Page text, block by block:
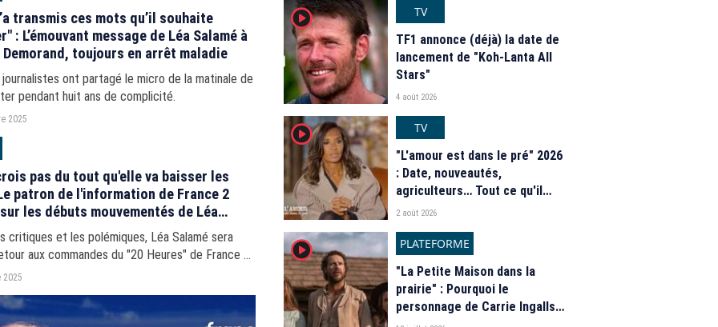
transmis ces mots qu’il souhaite
: L’émouvant message de Léa Salamé à
toujours en arrêt maladie
ont partagé le micro de la matinale de
pendant huit ans de complicité.
2025
pas du tout qu'elle va baisser les
les débuts mouvementés de Léa
"20 Heures"
critiques et les polémiques, Léa Salamé sera
aux commandes du "20 Heures" de France 2
2025
player2
TV
TF1 annonce (déjà) la date de
lancement de "Koh-Lanta All
Stars"
4 août 2026
player2
TV
"L'amour est dans le pré" 2026
: Date, nouveautés,
agriculteurs… Tout ce qu'il
faut savoir sur la saison 21 du
2 août 2026
player2
PLATEFORME
"La Petite Maison dans la
prairie" : Pourquoi le
personnage de Carrie Ingalls
est absente de la nouvelle